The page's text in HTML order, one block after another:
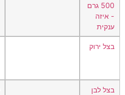
500 גרם
- איזה
ענקית
בצל ירוק
בצל לבן